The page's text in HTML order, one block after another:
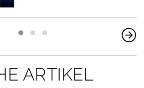
ARTIKEL